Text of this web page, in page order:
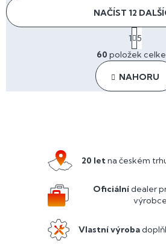
O
v
l
á
d
v
y
v
ý
i
NAČÍST 12
S
t
r
á
n
k
o
1 5
60 položek
NAHORU
20 letna českém
Oficiálnídealer
výrobce
Vlastní výroba